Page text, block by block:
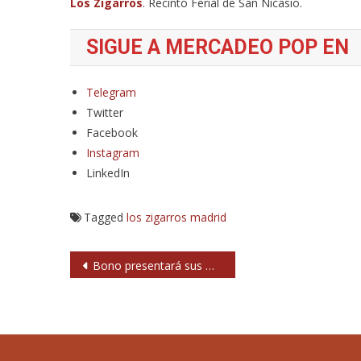
SIGUE A MERCADEO POP EN
Telegram
Twitter
Facebook
Instagram
LinkedIn
Tagged los zigarros madrid
Navegación
Bono presentará sus memorias en el Teatro Coliseum de Madrid